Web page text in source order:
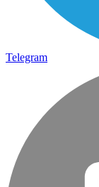
Telegram